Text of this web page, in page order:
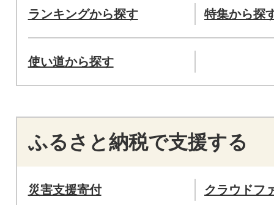
ランキングから探す 特集から探
使い道から探す
ふるさと納税で支援する
災害支援寄付 クラウドフ